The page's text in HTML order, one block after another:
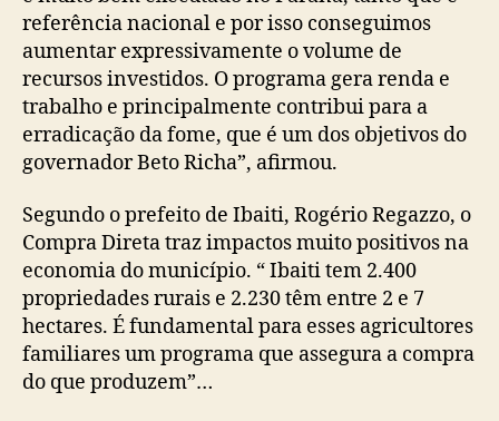
referência nacional e por isso conseguimos
aumentar expressivamente o volume de
recursos investidos. O programa gera renda e
trabalho e principalmente contribui para a
erradicação da fome, que é um dos objetivos do
governador Beto Richa”, afirmou.
Segundo o prefeito de Ibaiti, Rogério Regazzo, o
Compra Direta traz impactos muito positivos na
economia do município. “ Ibaiti tem 2.400
propriedades rurais e 2.230 têm entre 2 e 7
hectares. É fundamental para esses agricultores
familiares um programa que assegura a compra
do que produzem”…